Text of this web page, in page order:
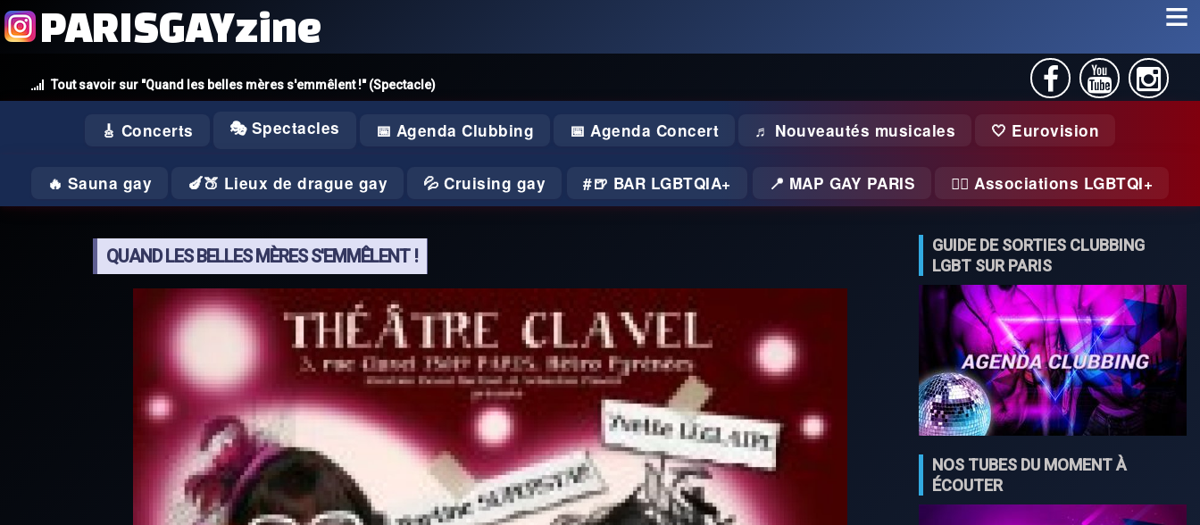
Tout savoir sur "Quand les belles mères s'emmêlent !" (Spectacle)
PARISGAYzine
🎸 Concerts 🎭 Spectacles 📅 Agenda Clubbing 📅 Agenda Concert ♬ Nouveautés musicales 🤍 Eurovision
🔥 Sauna gay 🍆🍑 Lieux de drague gay 💦 Cruising gay 🍺 BAR LGBTQIA+ 📍 MAP GAY PARIS 🏃‍♂️ Associations LGBTQI+
QUAND LES BELLES MÈRES S'EMMÊLENT !
GUIDE DE SORTIES CLUBBING
LGBT SUR PARIS
NOS TUBES DU MOMENT À
ÉCOUTER